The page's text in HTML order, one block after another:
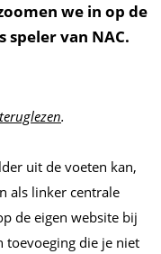
we in op de
speler van NAC.
.
uit de voeten kan,
als linker centrale
de eigen website bij
toevoeging die je niet